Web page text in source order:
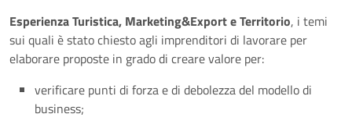
Esperienza Turistica, Marketing&Export e Territorio, i temi
sui quali è stato chiesto agli imprenditori di lavorare per
elaborare proposte in grado di creare valore per:
verificare punti di forza e di debolezza del modello di
business;